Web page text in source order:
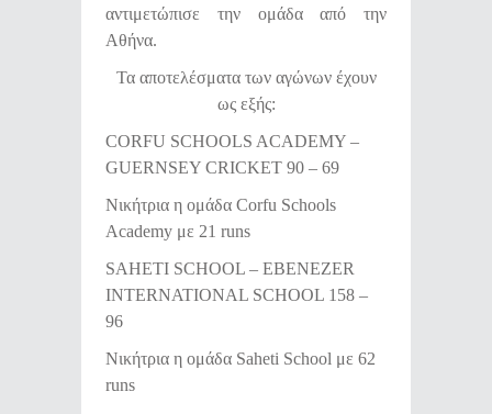
αντιμετώπισε την ομάδα από την
Αθήνα.
Τα αποτελέσματα των αγώνων έχουν
ως εξής:
CORFU SCHOOLS ACADEMY –
GUERNSEY CRICKET 90 – 69
Νικήτρια η ομάδα Corfu Schools
Academy με 21 runs
SAHETI SCHOOL – EBENEZER
INTERNATIONAL SCHOOL 158 –
96
Νικήτρια η ομάδα Saheti School με 62
runs